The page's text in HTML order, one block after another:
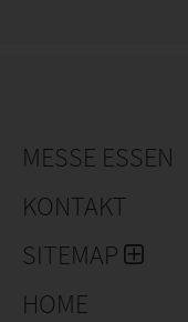
MESSE ESSEN
KONTAKT
SITEMAP
HOME